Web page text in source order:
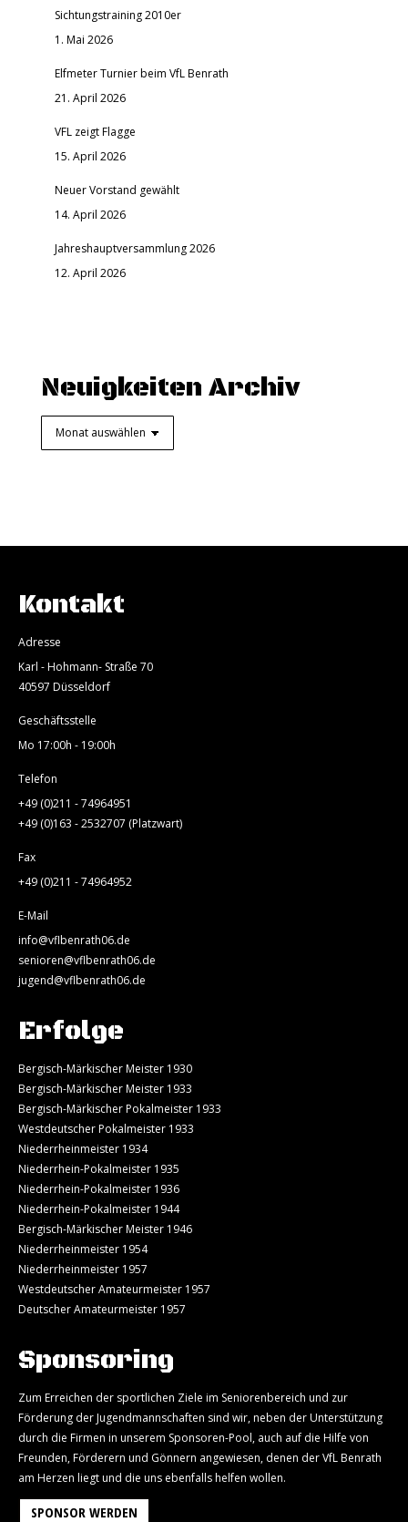
Sichtungstraining 2010er
1. Mai 2026
Elfmeter Turnier beim VfL Benrath
21. April 2026
VFL zeigt Flagge
15. April 2026
Neuer Vorstand gewählt
14. April 2026
Jahreshauptversammlung 2026
12. April 2026
Neuigkeiten Archiv
Kontakt
Adresse
Karl - Hohmann- Straße 70
40597 Düsseldorf
Geschäftsstelle
Mo 17:00h - 19:00h
Telefon
+49 (0)211 - 74964951
+49 (0)163 - 2532707 (Platzwart)
Fax
+49 (0)211 - 74964952
E-Mail
info@vflbenrath06.de
senioren@vflbenrath06.de
jugend@vflbenrath06.de
Erfolge
Bergisch-Märkischer Meister 1930
Bergisch-Märkischer Meister 1933
Bergisch-Märkischer Pokalmeister 1933
Westdeutscher Pokalmeister 1933
Niederrheinmeister 1934
Niederrhein-Pokalmeister 1935
Niederrhein-Pokalmeister 1936
Niederrhein-Pokalmeister 1944
Bergisch-Märkischer Meister 1946
Niederrheinmeister 1954
Niederrheinmeister 1957
Westdeutscher Amateurmeister 1957
Deutscher Amateurmeister 1957
Sponsoring
Zum Erreichen der sportlichen Ziele im Seniorenbereich und zur
Förderung der Jugendmannschaften sind wir, neben der Unterstützung
durch die Firmen in unserem Sponsoren-Pool, auch auf die Hilfe von
Freunden, Förderern und Gönnern angewiesen, denen der VfL Benrath
am Herzen liegt und die uns ebenfalls helfen wollen.
SPONSOR WERDEN